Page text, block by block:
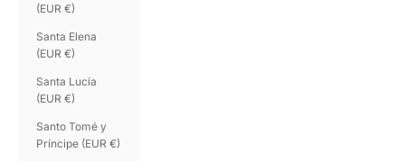
(EUR €)
Santa Elena
(EUR €)
Santa Lucía
(EUR €)
Santo Tomé y
Príncipe (EUR €)